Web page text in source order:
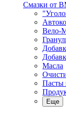
Смазки от
Вело-
Масла
Пасты
Еще